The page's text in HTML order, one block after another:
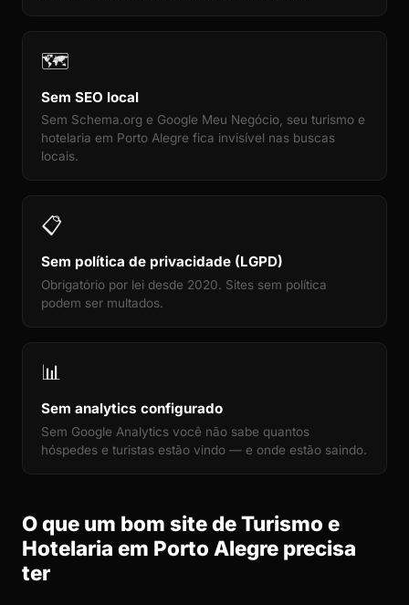
🗺️
Sem SEO local
Sem Schema.org e Google Meu Negócio, seu turismo e
hotelaria em Porto Alegre fica invisível nas buscas
locais.
📋
Sem política de privacidade (LGPD)
Obrigatório por lei desde 2020. Sites sem política
podem ser multados.
📊
Sem analytics configurado
Sem Google Analytics você não sabe quantos
hóspedes e turistas estão vindo — e onde estão saindo.
O que um bom site de Turismo e
Hotelaria em Porto Alegre precisa
ter